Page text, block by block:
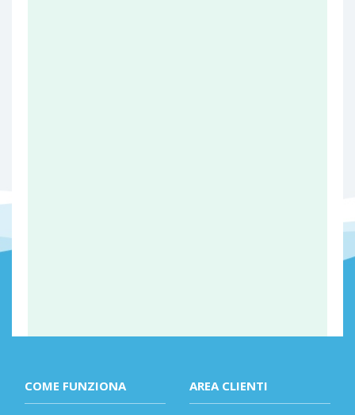
COME FUNZIONA AREA CLIENTI